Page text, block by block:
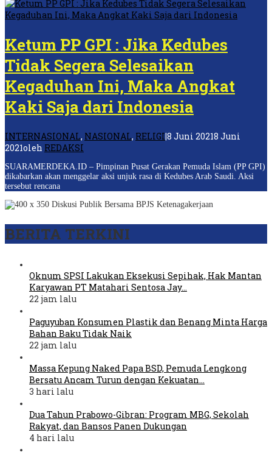
Ketum PP GPI : Jika Kedubes
Tidak Segera Selesaikan
Kegaduhan Ini, Maka Angkat
Kaki Saja dari Indonesia
INTERNASIONAL, NASIONAL, RELIGI|8 Juni 20218 Juni
2021oleh REDAKSI
SUARAMERDEKA.ID – Pimpinan Pusat Gerakan Pemuda Islam (PP GPI)
dikabarkan akan menggelar aksi unjuk rasa di Kedubes Arab Saudi. Aksi
tersebut rencana
BERITA TERKINI
Oknum SPSI Lakukan Eksekusi Sepihak, Hak Mantan
Karyawan PT Matahari Sentosa Jay…
22 jam lalu
Paguyuban Konsumen Plastik dan Benang Minta Harga
Bahan Baku Tidak Naik
22 jam lalu
Massa Kepung Naked Papa BSD, Pemuda Lengkong
Bersatu Ancam Turun dengan Kekuatan…
3 hari lalu
Dua Tahun Prabowo-Gibran: Program MBG, Sekolah
Rakyat, dan Bansos Panen Dukungan
4 hari lalu